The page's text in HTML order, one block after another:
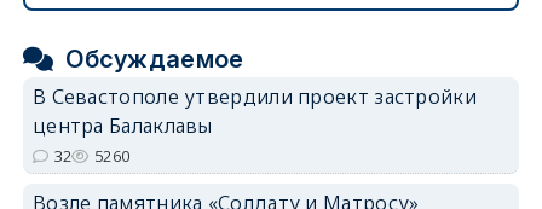
Обсуждаемое
В Севастополе утвердили проект застройки
центра Балаклавы
32 5260
Возле памятника «Солдату и Матросу»